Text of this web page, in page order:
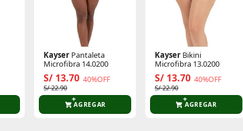
Kayser Pantaleta
Microfibra 14.0200
S/ 13.70 40%OFF
S/ 22.90
AGREGAR
Kayser Bikini
Microfibra 13.0200
S/ 13.70 40%OFF
S/ 22.90
AGREGAR